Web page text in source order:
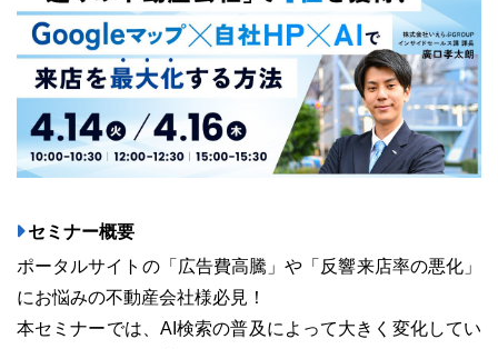
特長 サービス一覧 プラン
セミナー概要
ポータルサイトの「広告費高騰」や「反響来店率の悪化」
にお悩みの不動産会社様必見！
本セミナーでは、AI検索の普及によって大きく変化してい